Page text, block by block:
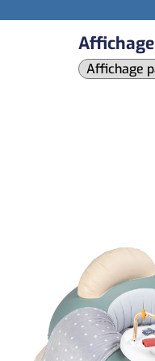
Affichage